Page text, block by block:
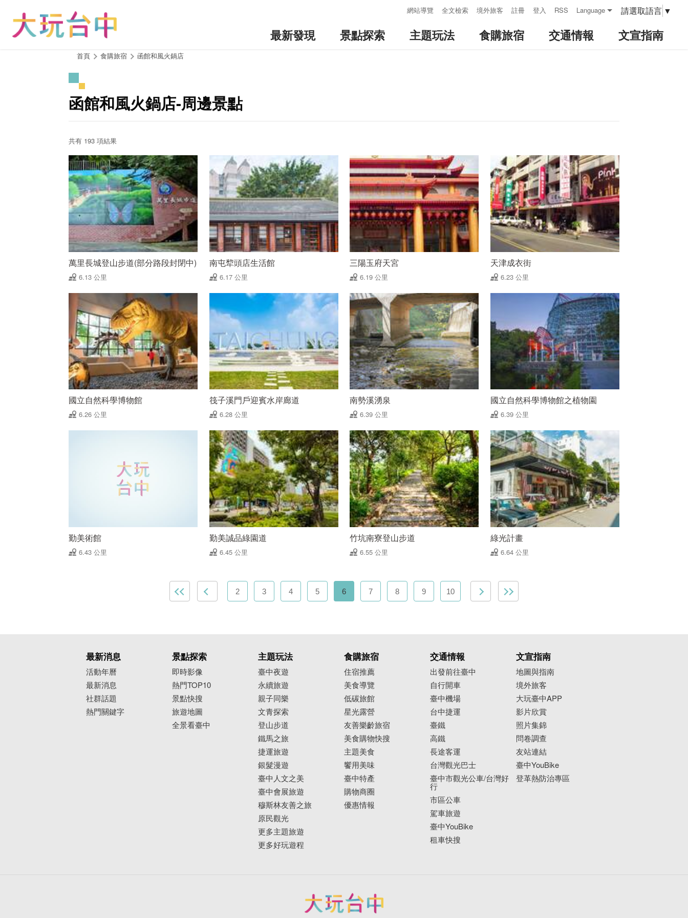
網站導覽 全文檢索 境外旅客 註冊 登入 RSS Language 請選取語言 ▼
最新發現 景點探索 主題玩法 食購旅宿 交通情報 文宣指南
首頁 食購旅宿 函館和風火鍋店
函館和風火鍋店-周邊景點
共有 193 項結果
萬里長城登山步道(部分路段封閉中)
6.13 公里
南屯犂頭店生活館
6.17 公里
三陽玉府天宮
6.19 公里
天津成衣街
6.23 公里
國立自然科學博物館
6.26 公里
筏子溪門戶迎賓水岸廊道
6.28 公里
南勢溪湧泉
6.39 公里
國立自然科學博物館之植物園
6.39 公里
勤美術館
6.43 公里
勤美誠品綠園道
6.45 公里
竹坑南寮登山步道
6.55 公里
綠光計畫
6.64 公里
2 3 4 5 6 7 8 9 10
最新消息
活動年曆
最新消息
社群話題
熱門關鍵字
景點探索
即時影像
熱門TOP10
景點快搜
旅遊地圖
全景看臺中
主題玩法
臺中夜遊
永續旅遊
親子同樂
文青探索
登山步道
鐵馬之旅
捷運旅遊
銀髮漫遊
臺中人文之美
臺中會展旅遊
穆斯林友善之旅
原民觀光
更多主題旅遊
更多好玩遊程
食購旅宿
住宿推薦
美食導覽
低碳旅館
星光露營
友善樂齡旅宿
美食購物快搜
主題美食
饗用美味
臺中特產
購物商圈
優惠情報
交通情報
出發前往臺中
自行開車
臺中機場
台中捷運
臺鐵
高鐵
長途客運
台灣觀光巴士
臺中市觀光公車/台灣好
行
市區公車
駕車旅遊
臺中YouBike
租車快搜
文宣指南
地圖與指南
境外旅客
大玩臺中APP
影片欣賞
照片集錦
問卷調查
友站連結
臺中YouBike
登革熱防治專區